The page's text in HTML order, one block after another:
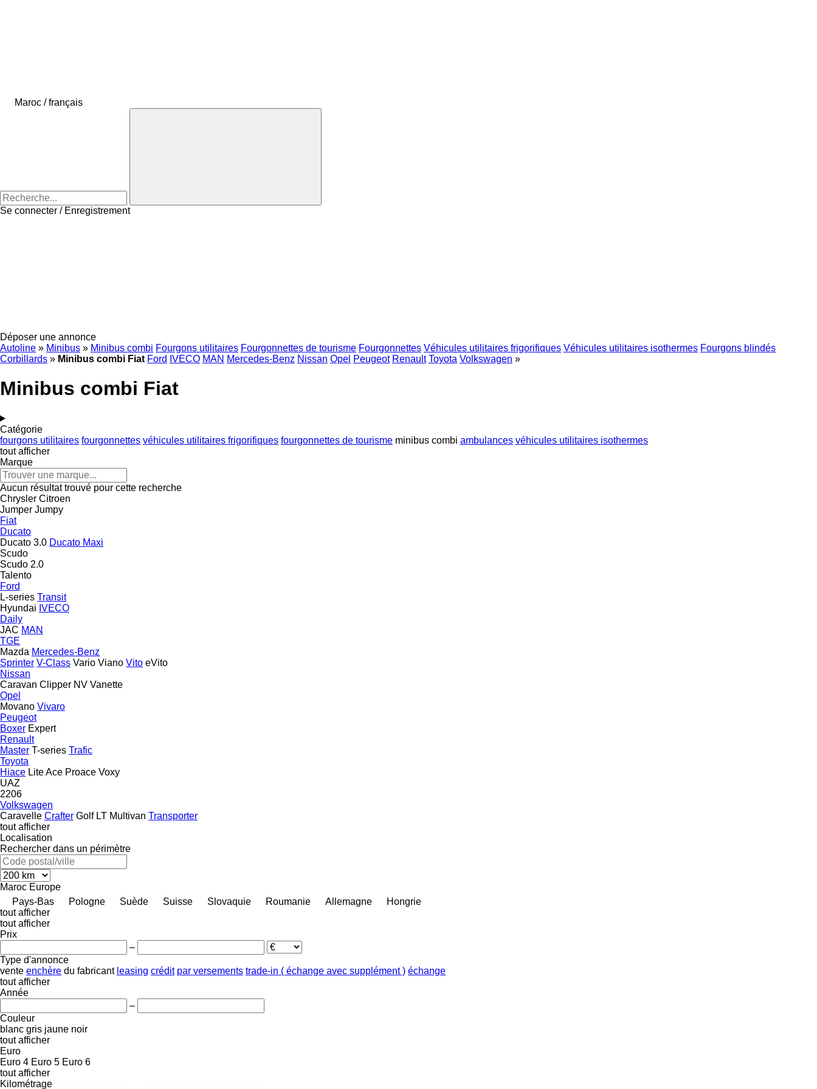
Maroc / français
Se connecter / Enregistrement
Déposer une annonce
Autoline » Minibus » Minibus combi Fourgons utilitaires Fourgonnettes de tourisme Fourgonnettes Véhicules utilitaires frigorifiques Véhicules utilitaires isothermes Fourgons blindés
Corbillards » Minibus combi Fiat Ford IVECO MAN Mercedes-Benz Nissan Opel Peugeot Renault Toyota Volkswagen »
Minibus combi Fiat
Catégorie
fourgons utilitaires fourgonnettes véhicules utilitaires frigorifiques fourgonnettes de tourisme minibus combi ambulances véhicules utilitaires isothermes
tout afficher
Marque
Aucun résultat trouvé pour cette recherche
Chrysler Citroen
Jumper Jumpy
Fiat
Ducato
Ducato 3.0 Ducato Maxi
Scudo
Scudo 2.0
Talento
Ford
L-series Transit
Hyundai IVECO
Daily
JAC MAN
TGE
Mazda Mercedes-Benz
Sprinter V-Class Vario Viano Vito eVito
Nissan
Caravan Clipper NV Vanette
Opel
Movano Vivaro
Peugeot
Boxer Expert
Renault
Master T-series Trafic
Toyota
Hiace Lite Ace Proace Voxy
UAZ
2206
Volkswagen
Caravelle Crafter Golf LT Multivan Transporter
tout afficher
Localisation
Rechercher dans un périmètre
Maroc Europe
Pays-Bas
Pologne Suède Suisse Slovaquie Roumanie Allemagne
Hongrie
tout afficher
tout afficher
Prix
–
Type d'annonce
vente enchère du fabricant leasing crédit par versements trade-in ( échange avec supplément ) échange
tout afficher
Année
–
Couleur
blanc gris jaune noir
tout afficher
Euro
Euro 4 Euro 5 Euro 6
tout afficher
Kilométrage